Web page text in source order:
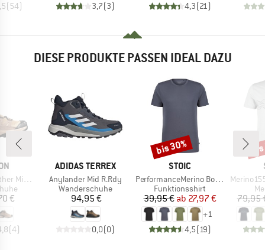
( 54) 3,7(3) 4,3(21)
DIESE PRODUKTE PASSEN IDEAL DAZU
TEX
€
(4)
MARKE
ADIDAS TERREX
Artikel
Anylander Mid R.Rdy
Produktgruppe
Wanderschuhe
Preis
94,95 €
0,0(0)
MARKE
STOIC
Artikel
PerformanceMerino BorgholmSt. T-Shirt
Produktgruppe
Funktionsshirt
Preis
39,95 € reduzierter Preis
ab 27,97 €
+1
4,5(19)
Rabatt
bis 30%
Artikel
Merino155
79,95